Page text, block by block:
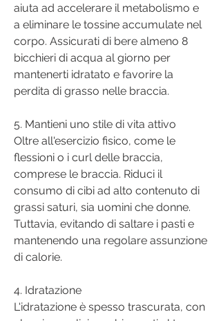
aiuta ad accelerare il metabolismo e
a eliminare le tossine accumulate nel
corpo. Assicurati di bere almeno 8
bicchieri di acqua al giorno per
mantenerti idratato e favorire la
perdita di grasso nelle braccia.
5. Mantieni uno stile di vita attivo
Oltre all'esercizio fisico, come le
flessioni o i curl delle braccia,
comprese le braccia. Riduci il
consumo di cibi ad alto contenuto di
grassi saturi, sia uomini che donne.
Tuttavia, evitando di saltare i pasti e
mantenendo una regolare assunzione
di calorie.
4. Idratazione
L'idratazione è spesso trascurata, con